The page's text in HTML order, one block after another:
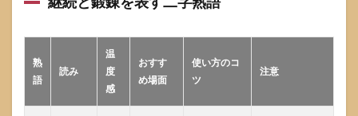
9.4
く言
熟
語
読み
温
度
感
おすす
め場面
使い方のコ
ツ
注意